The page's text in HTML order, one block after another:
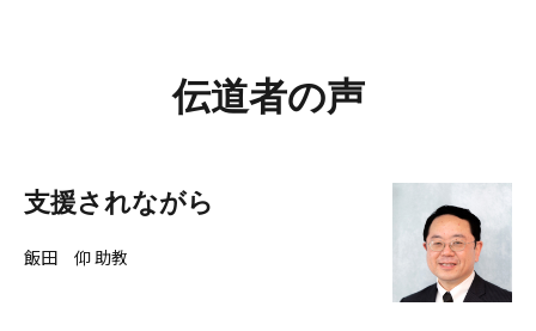
伝道者の声
支援されながら
飯田 仰 助教